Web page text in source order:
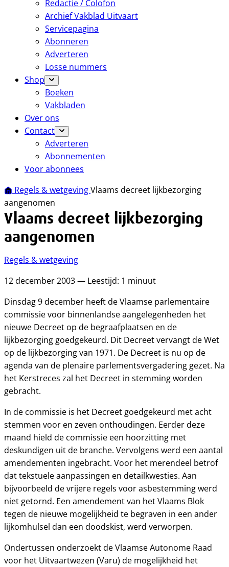
Redactie / Colofon
Archief Vakblad Uitvaart
Servicepagina
Abonneren
Adverteren
Losse nummers
Shop
Boeken
Vakbladen
Over ons
Contact
Adverteren
Abonnementen
Voor abonnees
Regels & wetgevingVlaams decreet lijkbezorging
aangenomen
Vlaams decreet lijkbezorging
aangenomen
Regels & wetgeving
12 december 2003 — Leestijd: 1 minuut
Dinsdag 9 december heeft de Vlaamse parlementaire
commissie voor binnenlandse aangelegenheden het
nieuwe Decreet op de begraafplaatsen en de
lijkbezorging goedgekeurd. Dit Decreet vervangt de Wet
op de lijkbezorging van 1971. De Decreet is nu op de
agenda van de plenaire parlementsvergadering gezet. Na
het Kerstreces zal het Decreet in stemming worden
gebracht.
In de commissie is het Decreet goedgekeurd met acht
stemmen voor en zeven onthoudingen. Eerder deze
maand hield de commissie een hoorzitting met
deskundigen uit de branche. Vervolgens werd een aantal
amendementen ingebracht. Voor het merendeel betrof
dat tekstuele aanpassingen en detailkwesties. Aan
bijvoorbeeld de vrijere regels voor asbestemming werd
niet getornd. Een amendement van het Vlaams Blok
tegen de nieuwe mogelijkheid te begraven in een ander
lijkomhulsel dan een doodskist, werd verworpen.
Ondertussen onderzoekt de Vlaamse Autonome Raad
voor het Uitvaartwezen (Varu) de mogelijkheid het